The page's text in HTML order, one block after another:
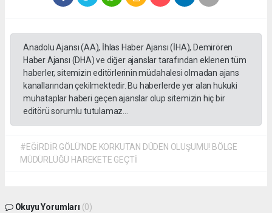
Anadolu Ajansı (AA), İhlas Haber Ajansı (İHA), Demirören
Haber Ajansı (DHA) ve diğer ajanslar tarafından eklenen tüm
haberler, sitemizin editörlerinin müdahalesi olmadan ajans
kanallarından çekilmektedir. Bu haberlerde yer alan hukuki
muhataplar haberi geçen ajanslar olup sitemizin hiç bir
editörü sorumlu tutulamaz...
#EĞİRDİR GÖLÜ’NDE KORKUTAN DÜDEN OLUŞUMU! BÖLGE
MÜDÜRLÜĞÜ HAREKETE GEÇTİ
Okuyu Yorumları (0)